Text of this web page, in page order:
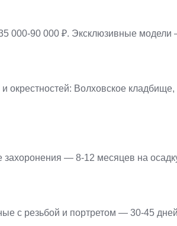
000-90 000 ₽. Эксклюзивные модели
окрестностей: Волховское
— 8-12 месяцев на
с резьбой и портретом — 30-45